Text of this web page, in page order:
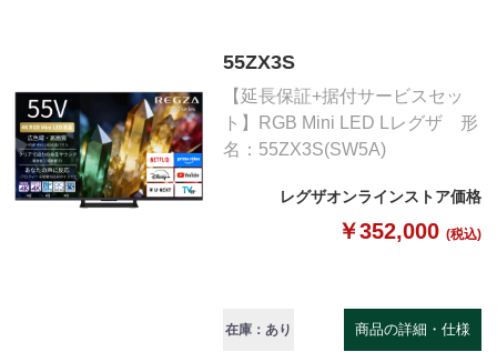
55ZX3S
【延長保証+据付サービスセッ
ト】RGB Mini LED Lレグザ 形
名：55ZX3S(SW5A)
レグザオンラインストア価格
￥352,000 (税込)
在庫：あり 商品の詳細・仕様